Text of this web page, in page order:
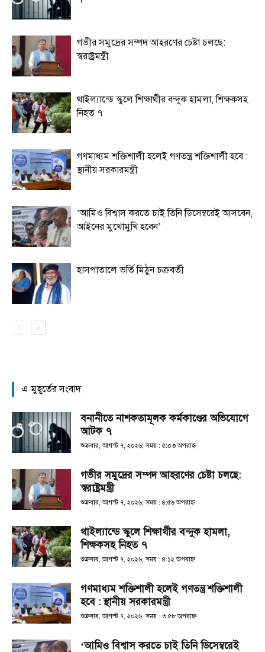
গভীর সমুদ্রের সম্পদ আহরণের চেষ্টা চলছে:
স্বরাষ্ট্রমন্ত্রী
থাইল্যান্ডে স্কুলে শিক্ষার্থীর বন্দুক হামলা, শিক্ষকসহ
নিহত ৭
গণমাধ্যম শক্তিশালী হলেই গণতন্ত্র শক্তিশালী হবে :
স্থানীয় সরকারমন্ত্রী
‘আমিও বিশ্বাস করতে চাই তিনি ডিসেম্বরেই আসবেন,
আইনের মুখোমুখি হবেন’
হাসপাতালে ভর্তি মিঠুন চক্রবর্তী
এ মুহূর্তের সংবাদ
বনানীতে নাশকতামূলক কর্মকাণ্ডের অভিযোগে
আটক ৭
শুক্রবার, আগস্ট ৭, ২০২৬; সময় : ৫:০৩ অপরাহ্ণ
গভীর সমুদ্রের সম্পদ আহরণের চেষ্টা চলছে:
স্বরাষ্ট্রমন্ত্রী
শুক্রবার, আগস্ট ৭, ২০২৬; সময় : ৪:৫৬ অপরাহ্ণ
থাইল্যান্ডে স্কুলে শিক্ষার্থীর বন্দুক হামলা,
শিক্ষকসহ নিহত ৭
শুক্রবার, আগস্ট ৭, ২০২৬; সময় : ৪:১২ অপরাহ্ণ
গণমাধ্যম শক্তিশালী হলেই গণতন্ত্র শক্তিশালী
হবে : স্থানীয় সরকারমন্ত্রী
শুক্রবার, আগস্ট ৭, ২০২৬; সময় : ৩:৫৮ অপরাহ্ণ
‘আমিও বিশ্বাস করতে চাই তিনি ডিসেম্বরেই